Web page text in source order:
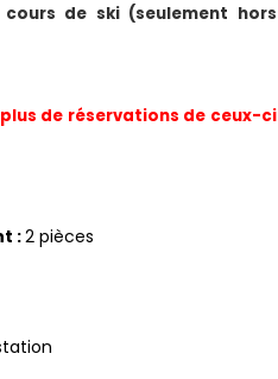
de ski (seulement hors
de réservations de ceux-ci
:2 pièces